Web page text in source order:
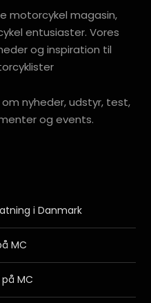
motorcykel magasin,
entusiaster. Vores
og inspiration til
nyheder, udstyr, test,
og events.
i Danmark
MC
MC